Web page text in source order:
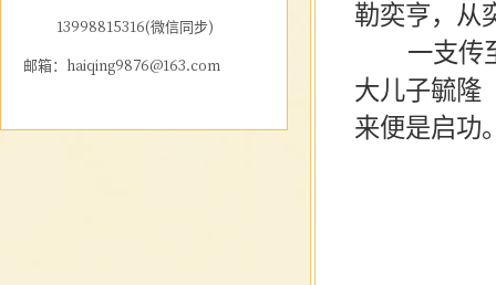
13998815316(微信同步)
邮箱：haiqing9876@163.com
勒奕亨，从
一支传
大儿子毓隆
来便是启功